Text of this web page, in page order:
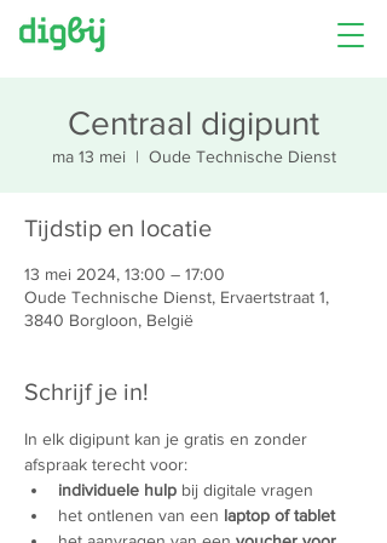
Centraal digipunt
ma 13 mei
  |
Oude Technische Dienst
Tijdstip en locatie
13 mei 2024, 13:00 – 17:00
Oude Technische Dienst, Ervaertstraat 1,
3840 Borgloon, België
Schrijf je in!
In elk digipunt kan je gratis en zonder
afspraak terecht voor:
individuele hulp bij digitale vragen
het ontlenen van een laptop of tablet